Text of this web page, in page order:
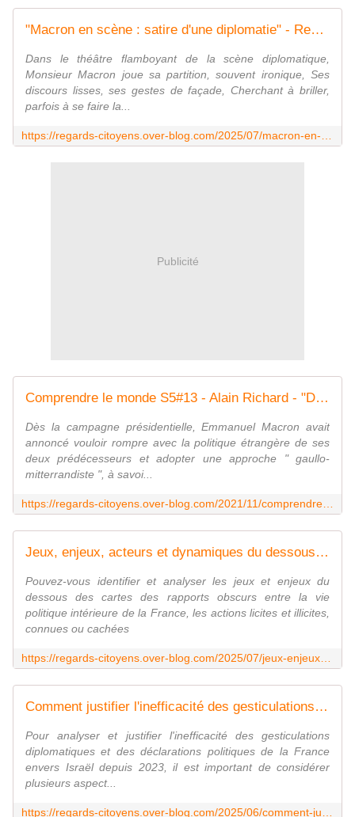
"Macron en scène : satire d'une diplomatie" - Regards citoyens
Dans le théâtre flamboyant de la scène diplomatique,
Monsieur Macron joue sa partition, souvent ironique, Ses
discours lisses, ses gestes de façade, Cherchant à briller,
parfois à se faire la...
Publicité
Comprendre le monde S5#13 - Alain Richard - "Diplomatie d'Emmanuel Macron : quelle cohérence ?" by Pascal Boniface - Regards citoyens
Dès la campagne présidentielle, Emmanuel Macron avait
annoncé vouloir rompre avec la politique étrangère de ses
deux prédécesseurs et adopter une approche " gaullo-
mitterrandiste ", à savoi...
Jeux, enjeux, acteurs et dynamiques du dessous des cartes de la "Real Politik à la française" ? - Regards citoyens
Pouvez-vous identifier et analyser les jeux et enjeux du
dessous des cartes des rapports obscurs entre la vie
politique intérieure de la France, les actions licites et illicites,
connues ou cachées
Comment justifier l'inefficacité des gesticulations diplomatiques et des déclarations politiques de la France envers Israël depuis 2023 ? - Regards citoyens
Pour analyser et justifier l'inefficacité des gesticulations
diplomatiques et des déclarations politiques de la France
envers Israël depuis 2023, il est important de considérer
plusieurs aspect...